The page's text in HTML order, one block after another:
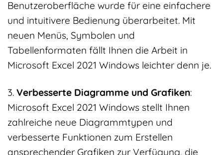
Benutzeroberfläche wurde für eine einfachere
und intuitivere Bedienung überarbeitet. Mit
neuen Menüs, Symbolen und
Tabellenformaten fällt Ihnen die Arbeit in
Microsoft Excel 2021 Windows leichter denn je.
3. Verbesserte Diagramme und Grafiken:
Microsoft Excel 2021 Windows stellt Ihnen
zahlreiche neue Diagrammtypen und
verbesserte Funktionen zum Erstellen
ansprechender Grafiken zur Verfügung, die